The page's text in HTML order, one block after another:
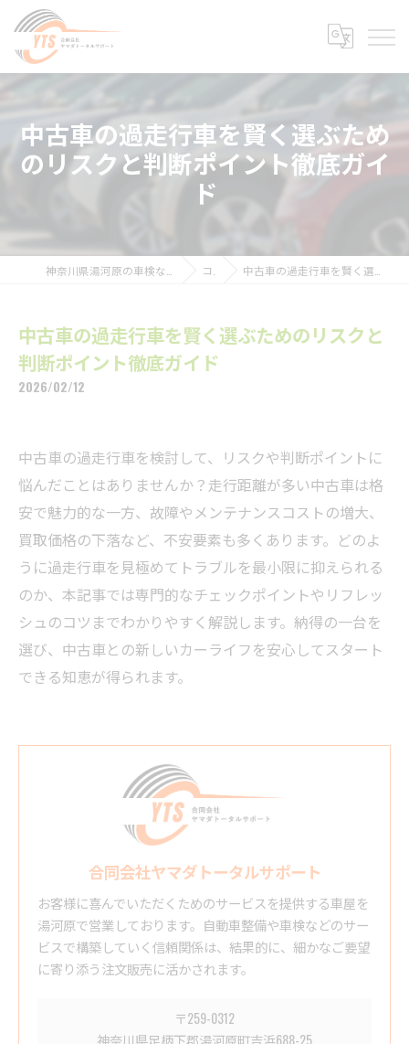
中古車の過走行車を賢く選ぶため
のリスクと判断ポイント徹底ガイ
ド
コラム 中古車の過走行車を賢く選ぶためのリスクと判断ポイント徹底ガイド
中古車の過走行車を賢く選ぶためのリスクと
判断ポイント徹底ガイド
2026/02/12
中古車の過走行車を検討して、リスクや判断ポイントに
悩んだことはありませんか？走行距離が多い中古車は格
安で魅力的な一方、故障やメンテナンスコストの増大、
買取価格の下落など、不安要素も多くあります。どのよ
うに過走行車を見極めてトラブルを最小限に抑えられる
のか、本記事では専門的なチェックポイントやリフレッ
シュのコツまでわかりやすく解説します。納得の一台を
選び、中古車との新しいカーライフを安心してスタート
できる知恵が得られます。
合同会社ヤマダトータルサポート
お客様に喜んでいただくためのサービスを提供する車屋を
湯河原で営業しております。自動車整備や車検などのサー
ビスで構築していく信頼関係は、結果的に、細かなご要望
に寄り添う注文販売に活かされます。
〒259-0312
神奈川県足柄下郡湯河原町吉浜688-25